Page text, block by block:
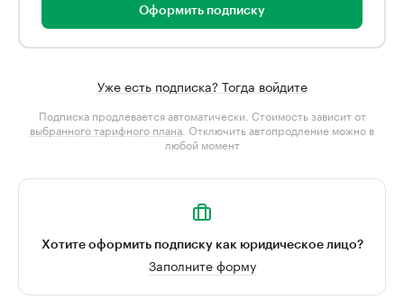
Оформить подписку
Уже есть подписка? Тогда войдите
Подписка продлевается автоматически. Стоимость зависит от
выбранного тарифного плана . Отключить автопродление можно в
любой момент
Хотите оформить подписку как юридическое лицо?
Заполните форму